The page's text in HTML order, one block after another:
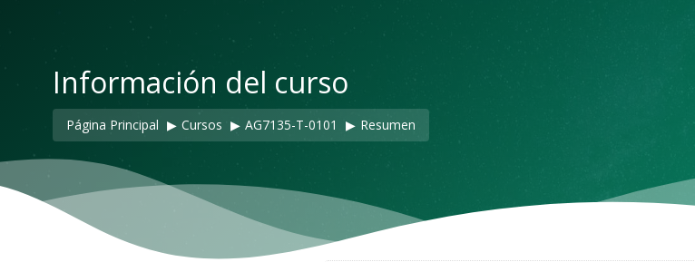
Información del curso
Página Principal ▶︎ Cursos ▶︎ AG7135-T-0101 ▶︎ Resumen